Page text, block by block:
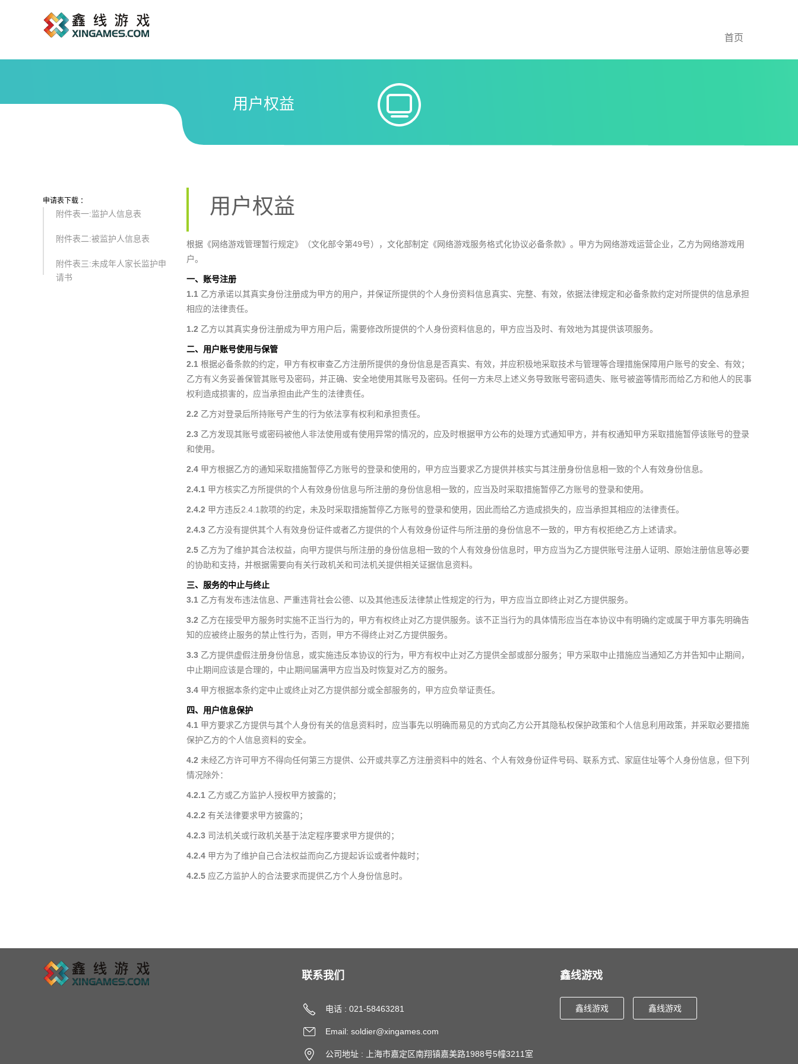
首页
用户权益
申请表下载 ：
附件表一:监护人信息表
附件表二:被监护人信息表
附件表三:未成年人家长监护申
请书
用户权益
根据《网络游戏管理暂行规定》（文化部令第49号），文化部制定《网络游戏服务格式化协议必备条款》。甲方为网络游戏运营企业，乙方为网络游戏用
户。
一、账号注册
1.1 乙方承诺以其真实身份注册成为甲方的用户，并保证所提供的个人身份资料信息真实、完整、有效，依据法律规定和必备条款约定对所提供的信息承担
相应的法律责任。
1.2 乙方以其真实身份注册成为甲方用户后，需要修改所提供的个人身份资料信息的，甲方应当及时、有效地为其提供该项服务。
二、用户账号使用与保管
2.1 根据必备条款的约定，甲方有权审查乙方注册所提供的身份信息是否真实、有效，并应积极地采取技术与管理等合理措施保障用户账号的安全、有效；
乙方有义务妥善保管其账号及密码，并正确、安全地使用其账号及密码。任何一方未尽上述义务导致账号密码遗失、账号被盗等情形而给乙方和他人的民事
权利造成损害的，应当承担由此产生的法律责任。
2.2 乙方对登录后所持账号产生的行为依法享有权利和承担责任。
2.3 乙方发现其账号或密码被他人非法使用或有使用异常的情况的，应及时根据甲方公布的处理方式通知甲方，并有权通知甲方采取措施暂停该账号的登录
和使用。
2.4 甲方根据乙方的通知采取措施暂停乙方账号的登录和使用的，甲方应当要求乙方提供并核实与其注册身份信息相一致的个人有效身份信息。
2.4.1 甲方核实乙方所提供的个人有效身份信息与所注册的身份信息相一致的，应当及时采取措施暂停乙方账号的登录和使用。
2.4.2 甲方违反2.4.1款项的约定，未及时采取措施暂停乙方账号的登录和使用，因此而给乙方造成损失的，应当承担其相应的法律责任。
2.4.3 乙方没有提供其个人有效身份证件或者乙方提供的个人有效身份证件与所注册的身份信息不一致的，甲方有权拒绝乙方上述请求。
2.5 乙方为了维护其合法权益，向甲方提供与所注册的身份信息相一致的个人有效身份信息时，甲方应当为乙方提供账号注册人证明、原始注册信息等必要
的协助和支持，并根据需要向有关行政机关和司法机关提供相关证据信息资料。
三、服务的中止与终止
3.1 乙方有发布违法信息、严重违背社会公德、以及其他违反法律禁止性规定的行为，甲方应当立即终止对乙方提供服务。
3.2 乙方在接受甲方服务时实施不正当行为的，甲方有权终止对乙方提供服务。该不正当行为的具体情形应当在本协议中有明确约定或属于甲方事先明确告
知的应被终止服务的禁止性行为，否则，甲方不得终止对乙方提供服务。
3.3 乙方提供虚假注册身份信息，或实施违反本协议的行为，甲方有权中止对乙方提供全部或部分服务；甲方采取中止措施应当通知乙方并告知中止期间，
中止期间应该是合理的，中止期间届满甲方应当及时恢复对乙方的服务。
3.4 甲方根据本条约定中止或终止对乙方提供部分或全部服务的，甲方应负举证责任。
四、用户信息保护
4.1 甲方要求乙方提供与其个人身份有关的信息资料时，应当事先以明确而易见的方式向乙方公开其隐私权保护政策和个人信息利用政策，并采取必要措施
保护乙方的个人信息资料的安全。
4.2 未经乙方许可甲方不得向任何第三方提供、公开或共享乙方注册资料中的姓名、个人有效身份证件号码、联系方式、家庭住址等个人身份信息，但下列
情况除外：
4.2.1 乙方或乙方监护人授权甲方披露的；
4.2.2 有关法律要求甲方披露的；
4.2.3 司法机关或行政机关基于法定程序要求甲方提供的；
4.2.4 甲方为了维护自己合法权益而向乙方提起诉讼或者仲裁时；
4.2.5 应乙方监护人的合法要求而提供乙方个人身份信息时。
联系我们
电话 : 021-58463281
Email: soldier@xingames.com
公司地址 : 上海市嘉定区南翔镇嘉美路1988号5幢3211室
鑫线游戏
鑫线游戏 鑫线游戏